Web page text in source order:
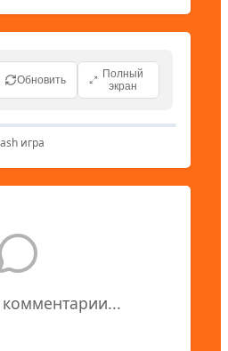
Обновить
Полный
экран
игра